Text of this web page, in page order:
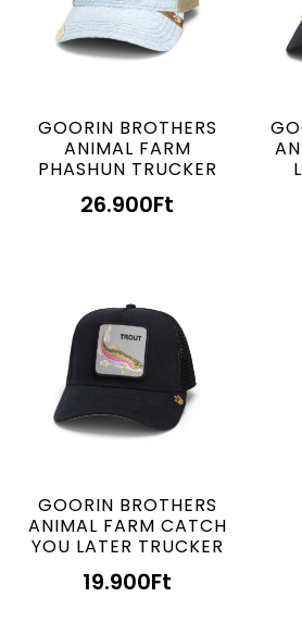
GOORIN BROTHERS
ANIMAL FARM
PHASHUN TRUCKER
26.900Ft
GOORIN BROTHERS
ANIMAL FARM CATCH
YOU LATER TRUCKER
19.900Ft